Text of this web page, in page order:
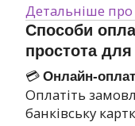
Детальніше про
Способи
простота для
💳 Онлайн-
Оплатіть
банківську